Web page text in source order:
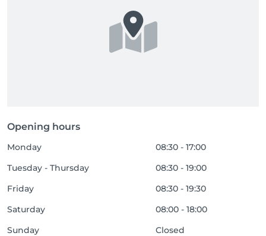
Opening hours
Monday
08:30 - 17:00
Tuesday - Thursday
08:30 - 19:00
Friday
08:30 - 19:30
Saturday
08:00 - 18:00
Sunday
Closed